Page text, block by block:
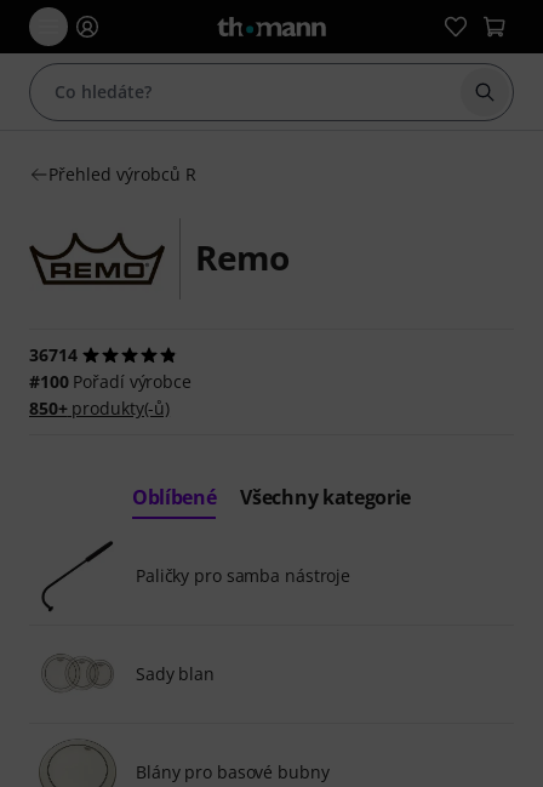
Začít
Přehled výrobců R
Remo
36714
#100Pořadí výrobce
850+produkty(-ů)
Oblíbené Všechny kategorie
Paličky pro samba nástroje
Sady blan
Blány pro basové bubny